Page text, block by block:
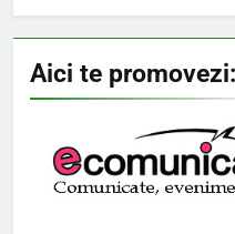
Aici te promovezi: